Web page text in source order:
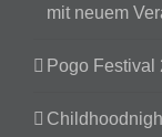
mit neuem
Pogo Festival